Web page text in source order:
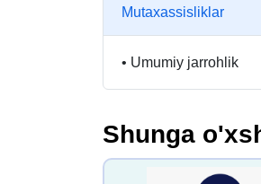
Mutaxassisliklar
• Umumiy jarrohlik
Shunga